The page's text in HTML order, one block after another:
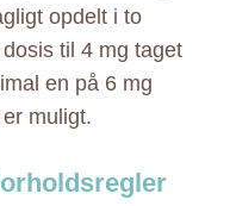
opdelt i to
til 4 mg taget
en på 6 mg
muligt.